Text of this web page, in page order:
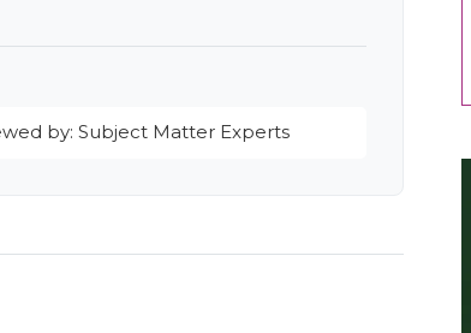
by: Subject Matter Experts